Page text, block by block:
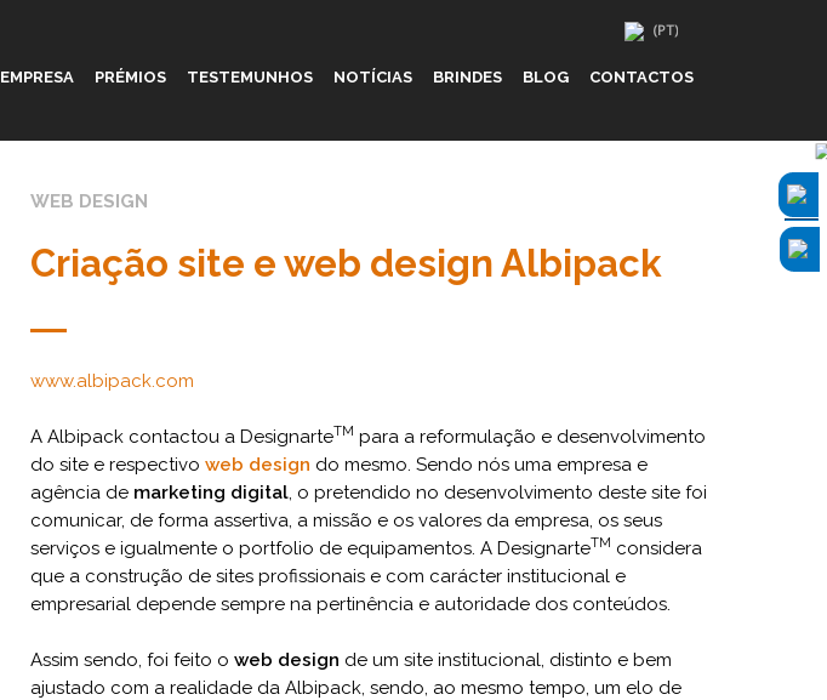
EMPRESA PRÉMIOS TESTEMUNHOS NOTÍCIAS BRINDES BLOG CONTACTOS
WEB DESIGN
Criação site e web design Albipack
www.albipack.com
A Albipack contactou a DesignarteTM para a reformulação e desenvolvimento
do site e respectivo web design do mesmo. Sendo nós uma empresa e
agência de marketing digital, o pretendido no desenvolvimento deste site foi
comunicar, de forma assertiva, a missão e os valores da empresa, os seus
serviços e igualmente o portfolio de equipamentos. A DesignarteTM considera
que a construção de sites profissionais e com carácter institucional e
empresarial depende sempre na pertinência e autoridade dos conteúdos.
Assim sendo, foi feito o web design de um site institucional, distinto e bem
ajustado com a realidade da Albipack, sendo, ao mesmo tempo, um elo de